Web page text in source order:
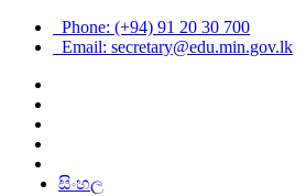
Phone: (+94) 91 20 30 700
Email: secretary@edu.min.gov.lk
සිංහල